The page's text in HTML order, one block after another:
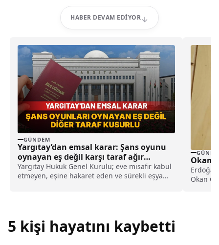
HABER DEVAM EDIYOR
GÜNDEM
Yargıtay’dan emsal karar: Şans oyunu
oynayan eş değil karşı taraf ağır
kusurlu sayıldı
Yargıtay Hukuk Genel Kurulu; eve misafir kabul
etmeyen, eşine hakaret eden ve sürekli eşya
Okan
Erdoğan
Okan
5 kişi hayatını kaybetti